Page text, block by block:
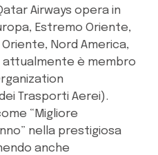
Airways opera in
Estremo Oriente,
Nord America,
attualmente è membro
Trasporti Aerei).
“Migliore
nella prestigiosa
anche